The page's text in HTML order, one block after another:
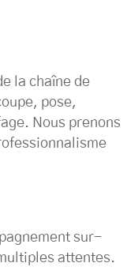
la chaîne de
pose,
Nous prenons
sur-
attentes.